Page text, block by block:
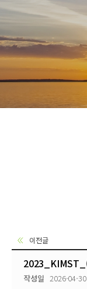
이전글
작성일 2026-04-30